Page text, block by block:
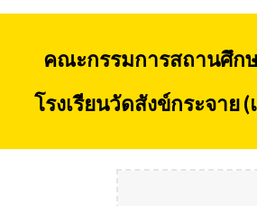
คณะกรรมการสถานศึก
โรงเรียนวัดสังข์กระจาย